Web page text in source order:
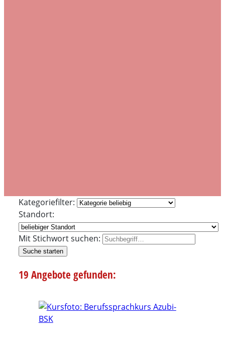
Kategoriefilter:
Standort:
Mit Stichwort suchen:
Suche starten
19 Angebote gefunden: